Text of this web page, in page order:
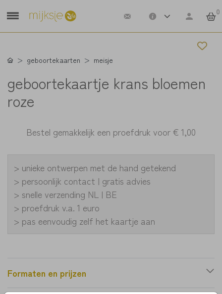
0
geboortekaarten meisje
geboortekaartje krans bloemen
roze
Bestel gemakkelijk een proefdruk voor€ 1,00
> unieke ontwerpen met de hand getekend
> persoonlijk contact | gratis advies
> snelle verzending NL | BE
> proefdruk v.a. 1 euro
> pas eenvoudig zelf het kaartje aan
Formaten en prijzen